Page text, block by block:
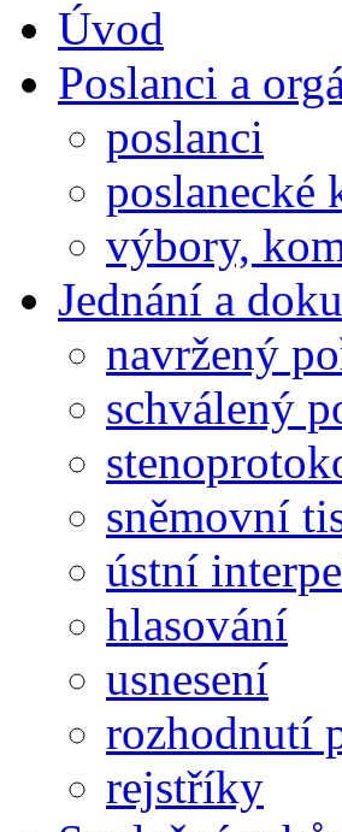
Úvod
Poslanci a
poslanci
poslanecké
výbory,
Jednání a
navržený
schválený
sněmovní
ústní
hlasování
usnesení
rozhodnutí
rejstříky